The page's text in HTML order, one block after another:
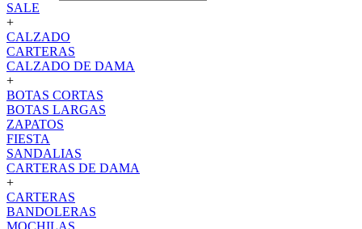
SALE
+
CALZADO
CARTERAS
CALZADO DE DAMA
+
BOTAS CORTAS
BOTAS LARGAS
ZAPATOS
FIESTA
SANDALIAS
CARTERAS DE DAMA
+
CARTERAS
BANDOLERAS
MOCHILAS